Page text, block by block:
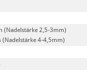
(Nadelstärke 2,5-3mm)
(Nadelstärke 4-4,5mm)